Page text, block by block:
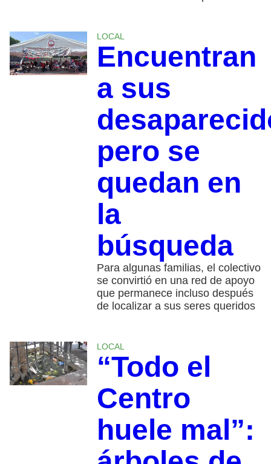
LOCAL
Encuentran
a sus
pero se
quedan en
la
búsqueda
Para algunas familias, el colectivo
se convirtió en una red de apoyo
que permanece incluso después
de localizar a sus seres queridos
LOCAL
“Todo el
Centro
huele mal”: